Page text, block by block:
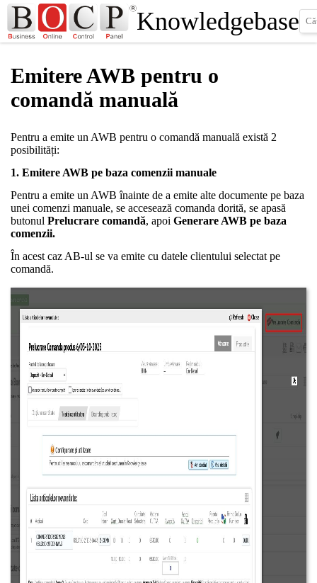
Knowledgebase
Emitere AWB pentru o
comandă manuală
Pentru a emite un AWB pentru o comandă manuală există 2
posibilități:
1. Emitere AWB pe baza comenzii manuale
Pentru a emite un AWB înainte de a emite alte documente pe baza
unei comenzi manuale, se accesează comanda dorită, se apasă
butonul Prelucrare comandă, apoi Generare AWB pe baza
comenzii.
În acest caz AB-ul se va emite cu datele clientului selectat pe
comandă.